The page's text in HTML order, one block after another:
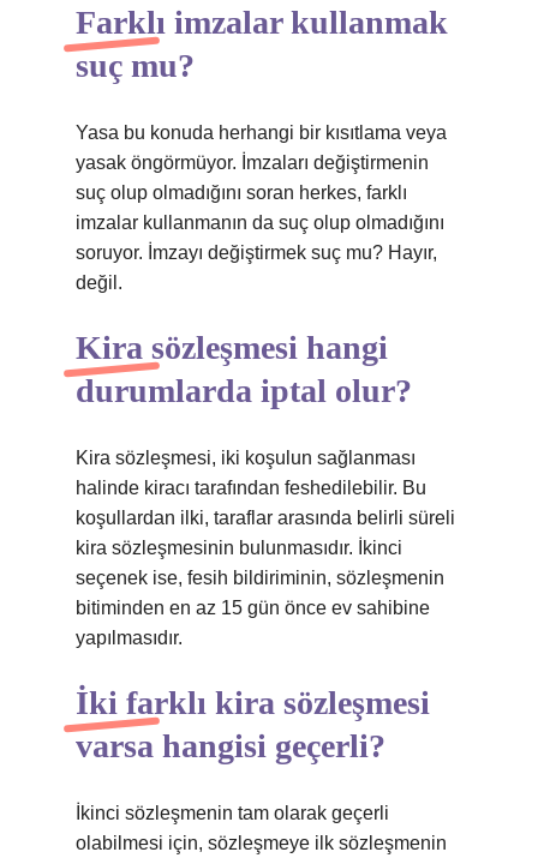
Farklı imzalar kullanmak
suç mu?
Yasa bu konuda herhangi bir kısıtlama veya
yasak öngörmüyor. İmzaları değiştirmenin
suç olup olmadığını soran herkes, farklı
imzalar kullanmanın da suç olup olmadığını
soruyor. İmzayı değiştirmek suç mu? Hayır,
değil.
Kira sözleşmesi hangi
durumlarda iptal olur?
Kira sözleşmesi, iki koşulun sağlanması
halinde kiracı tarafından feshedilebilir. Bu
koşullardan ilki, taraflar arasında belirli süreli
kira sözleşmesinin bulunmasıdır. İkinci
seçenek ise, fesih bildiriminin, sözleşmenin
bitiminden en az 15 gün önce ev sahibine
yapılmasıdır.
İki farklı kira sözleşmesi
varsa hangisi geçerli?
İkinci sözleşmenin tam olarak geçerli
olabilmesi için, sözleşmeye ilk sözleşmenin